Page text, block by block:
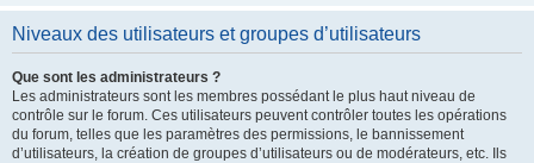
Niveaux des utilisateurs et groupes d’utilisateurs
Que sont les administrateurs ?
Les administrateurs sont les membres possédant le plus haut niveau de
contrôle sur le forum. Ces utilisateurs peuvent contrôler toutes les opérations
du forum, telles que les paramètres des permissions, le bannissement
d’utilisateurs, la création de groupes d’utilisateurs ou de modérateurs, etc. Ils